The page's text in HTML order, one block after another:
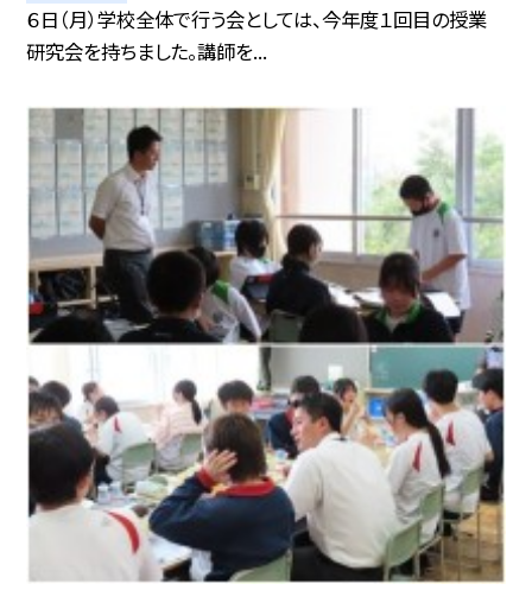
６日（月）学校全体で行う会としては、今年度１回目の授業
研究会を持ちました。講師を...